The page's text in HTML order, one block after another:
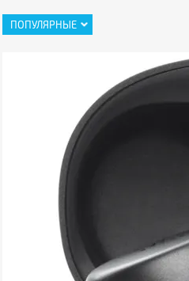
ПОПУЛЯРНЫЕ